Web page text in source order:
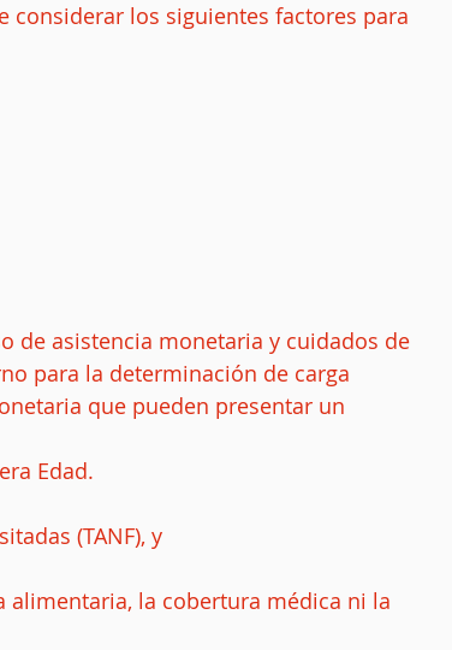
considerar los siguientes factores para
de asistencia monetaria y cuidados de
para la determinación de carga
que pueden presentar un
Edad.
(TANF), y
alimentaria, la cobertura médica ni la